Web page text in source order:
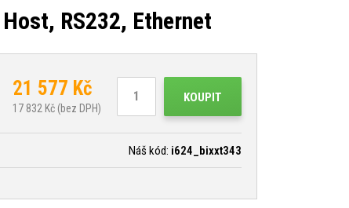
RS232, Ethernet
21 577 Kč
17 832 Kč (bez DPH)
KOUPIT
Náš kód: i624_bixxt343